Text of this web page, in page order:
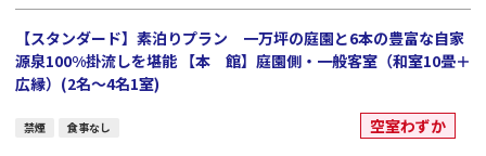
【スタンダード】素泊りプラン 一万坪の庭園と6本の豊富な自家
源泉100%掛流しを堪能 【本 館】庭園側・一般客室（和室10畳＋
広縁）(2名～4名1室)
禁煙 食事なし 空室わずか